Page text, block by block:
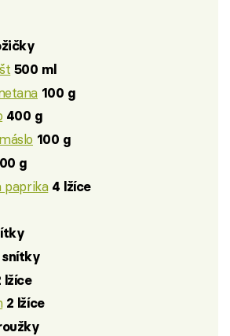
500 ml
100 g
400 g
100 g
g
paprika 4 lžíce
snítky
lžíce
2 lžíce